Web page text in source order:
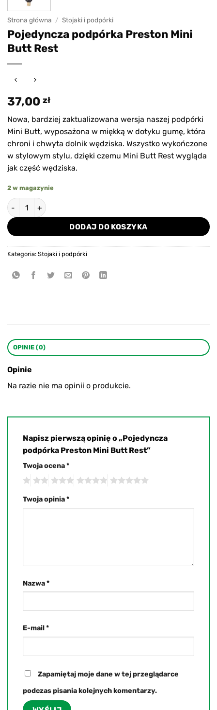
Strona główna / Stojaki i podpórki
Pojedyncza podpórka Preston Mini
Butt Rest
37,00 zł
Nowa, bardziej zaktualizowana wersja naszej podpórki
Mini Butt, wyposażona w miękką w dotyku gumę, która
chroni i chwyta dolnik wędziska. Wszystko wykończone
w stylowym stylu, dzięki czemu Mini Butt Rest wygląda
jak część wędziska.
2 w magazynie
ilość Pojedyncza podpórka Preston Mini Butt Rest
DODAJ DO KOSZYKA
Kategoria: Stojaki i podpórki
OPINIE (0)
Opinie
Na razie nie ma opinii o produkcie.
Napisz pierwszą opinię o „Pojedyncza
podpórka Preston Mini Butt Rest”
Twoja ocena*
Twoja opinia*
Nazwa*
E-mail*
Zapamiętaj moje dane w tej przeglądarce
podczas pisania kolejnych komentarzy.